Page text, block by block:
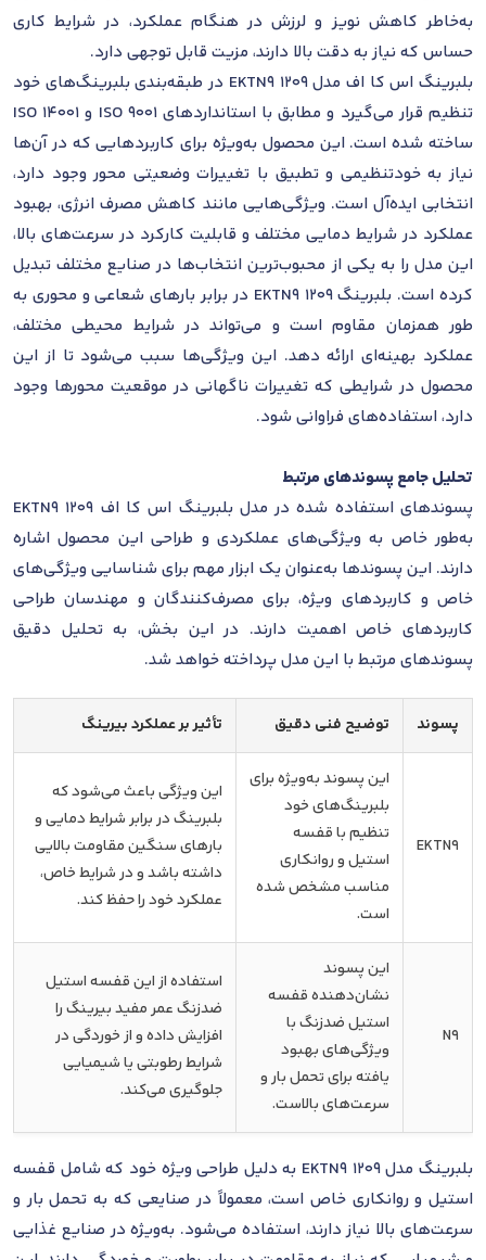
به‌خاطر کاهش نویز و لرزش در هنگام عملکرد، در شرایط کاری
حساس که نیاز به دقت بالا دارند، مزیت قابل توجهی دارد.
بلبرینگ اس کا اف مدل 1209 EKTN9 در طبقه‌بندی بلبرینگ‌های خود
تنظیم قرار می‌گیرد و مطابق با استانداردهای ISO 9001 و ISO 14001
ساخته شده است. این محصول به‌ویژه برای کاربردهایی که در آن‌ها
نیاز به خودتنظیمی و تطبیق با تغییرات وضعیتی محور وجود دارد،
انتخابی ایده‌آل است. ویژگی‌هایی مانند کاهش مصرف انرژی، بهبود
عملکرد در شرایط دمایی مختلف و قابلیت کارکرد در سرعت‌های بالا،
این مدل را به یکی از محبوب‌ترین انتخاب‌ها در صنایع مختلف تبدیل
کرده است. بلبرینگ 1209 EKTN9 در برابر بارهای شعاعی و محوری به
طور همزمان مقاوم است و می‌تواند در شرایط محیطی مختلف،
عملکرد بهینه‌ای ارائه دهد. این ویژگی‌ها سبب می‌شود تا از این
محصول در شرایطی که تغییرات ناگهانی در موقعیت محورها وجود
دارد، استفاده‌های فراوانی شود.
تحلیل جامع پسوندهای مرتبط
پسوندهای استفاده شده در مدل بلبرینگ اس کا اف 1209 EKTN9
به‌طور خاص به ویژگی‌های عملکردی و طراحی این محصول اشاره
دارند. این پسوندها به‌عنوان یک ابزار مهم برای شناسایی ویژگی‌های
خاص و کاربردهای ویژه، برای مصرف‌کنندگان و مهندسان طراحی
کاربردهای خاص اهمیت دارند. در این بخش، به تحلیل دقیق
پسوندهای مرتبط با این مدل پرداخته خواهد شد.
پسوند توضیح فنی دقیق تأثیر بر عملکرد بیرینگ
EKTN9
این پسوند به‌ویژه برای
بلبرینگ‌های خود
تنظیم با قفسه
استیل و روانکاری
مناسب مشخص شده
است.
این ویژگی باعث می‌شود که
بلبرینگ در برابر شرایط دمایی و
بارهای سنگین مقاومت بالایی
داشته باشد و در شرایط خاص،
عملکرد خود را حفظ کند.
N9
این پسوند
نشان‌دهنده قفسه
استیل ضدزنگ با
ویژگی‌های بهبود
یافته برای تحمل بار و
سرعت‌های بالاست.
استفاده از این قفسه استیل
ضدزنگ عمر مفید بیرینگ را
افزایش داده و از خوردگی در
شرایط رطوبتی یا شیمیایی
جلوگیری می‌کند.
بلبرینگ مدل 1209 EKTN9 به دلیل طراحی ویژه خود که شامل قفسه
استیل و روانکاری خاص است، معمولاً در صنایعی که به تحمل بار و
سرعت‌های بالا نیاز دارند، استفاده می‌شود. به‌ویژه در صنایع غذایی